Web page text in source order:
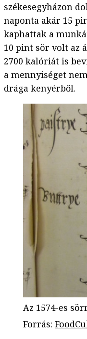
székesegyházon
naponta akár 15
kaphattak a
10 pint sör volt az
2700 kalóriát is
a mennyiséget
drága kenyérből.
Az 1574-es
Forrás: